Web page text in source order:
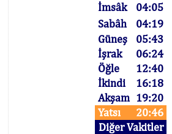
İmsâk
04:05
Sabâh
04:19
Güneş
05:43
İşrak
06:24
Öğle
12:40
İkindi
16:18
Akşam 19:20
Yatsı
20:46
Diğer Vakitler